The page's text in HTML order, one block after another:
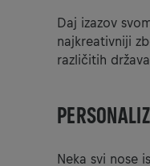
Daj izazov
najkreativniji
različitih
Neka svi nose